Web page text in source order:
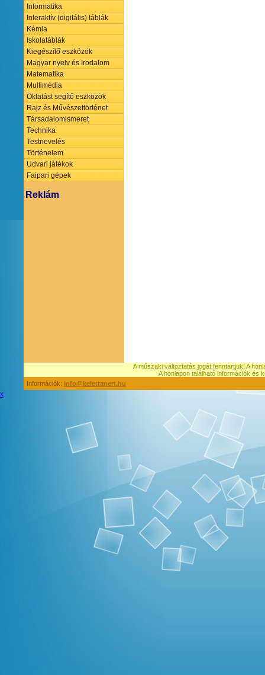
Informatika
Interaktív (digitális) táblák
Kémia
Iskolatáblák
Kiegészítő eszközök
Magyar nyelv és Irodalom
Matematika
Multimédia
Oktatást segítő eszközök
Rajz és Művészettörténet
Társadalomismeret
Technika
Testnevelés
Történelem
Udvari játékok
Faipari gépek
Reklám
A műszaki változtatás jogát fenntartjuk! A
A honlapon található információk és
Információk: info@kelettanert.hu
x